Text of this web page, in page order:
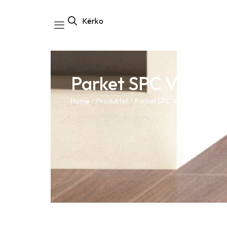
Kërko
Parket SPC Vinyl
Home / Produktet / Parket SPC Vinyl